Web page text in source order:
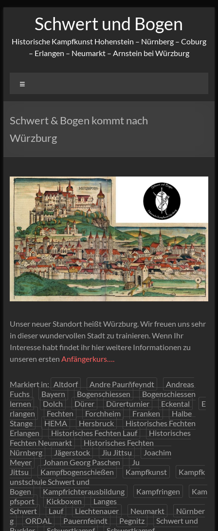
Schwert und Bogen
Historische Kampfkunst Hohenstein – Nürnberg – Coburg
– Erlangen – Neumarkt – Arnstein bei Würzburg
Schwert & Bogen kommt nach
Würzburg
Unser neuer Standort heißt Würzburg. Wir freuen uns sehr
in dieser wundervollen Stadt zu trainieren. Wenn Ihr
Interesse habt findet ihr hier weitere Informationen zu
unseren ersten Anfängerkurs….
Markiert in: Altdorf Andre Paurñfeyndt
Andreas
Fuchs
Bayern Bogenschiessen
Bogenschiessen
lernen
Dolch Dürer Dürerturnier Eckental
E
rlangen
Fechten Forchheim Franken
Halbe
Stange
HEMA Hersbruck
Historisches Fechten
Erlangen
Historisches Fechten Lauf
Historisches
Fechten Neumarkt
Historisches Fechten
Nürnberg
Jägerstock Jiu Jittsu
Joachim
Meyer
Johann Georg Paschen
Ju
Jittsu
Kampfbogenschießen Kampfkunst
Kampfk
unstschule Schwert und
Bogen
Kampfrichterausbildung Kampfringen
Kam
pfsport
Kickboxen
Langes
Schwert
Lauf Liechtenauer Neumarkt
Nürnber
g
ORDAL Pauernfeindt Pegnitz
Schwert und